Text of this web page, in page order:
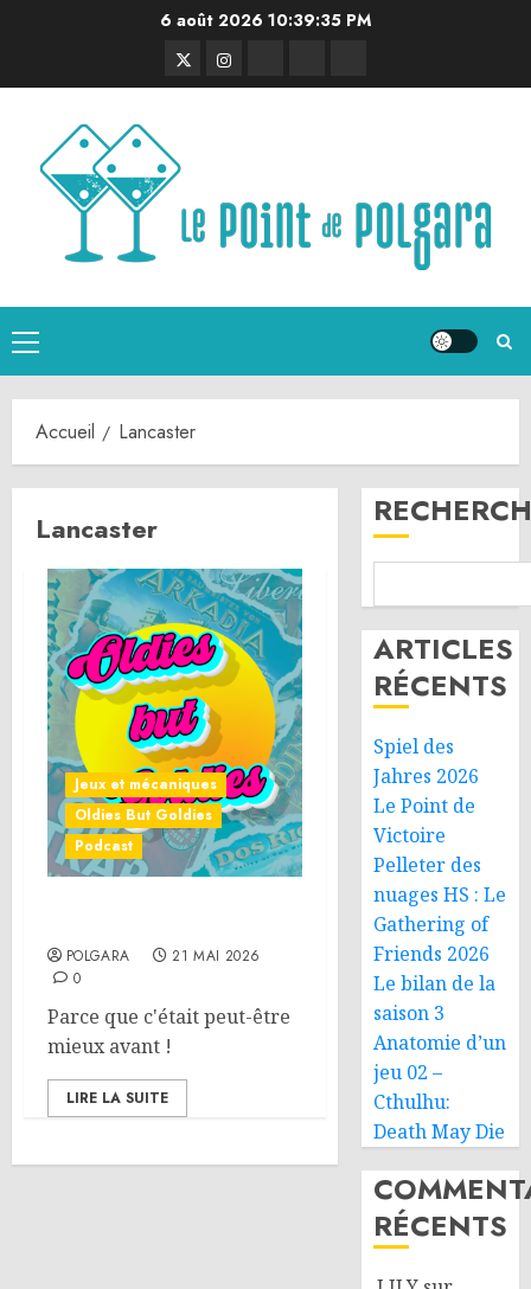
6 août 2026 10:39:35 PM
TwitterInstagram
Menu
principal
Accueil Lancaster
Lancaster
Jeux et mécaniques
Oldies But Goldies
Podcast
POLGARA
21 MAI 2026
0
Parce que c'était peut-être
mieux avant !
LIRE LA SUITE
ARTICLES
RÉCENTS
Spiel des
Jahres 2026
Le Point de
Victoire
Pelleter des
nuages HS : Le
Gathering of
Friends 2026
Le bilan de la
saison 3
Anatomie d’un
jeu 02 –
Cthulhu:
Death May Die
RÉCENTS